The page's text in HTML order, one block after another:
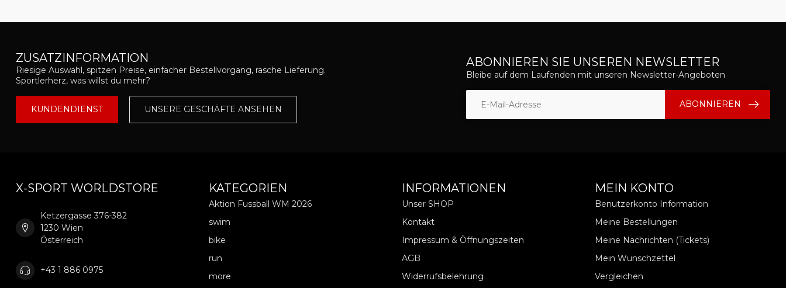
ZUSATZINFORMATION
Riesige Auswahl, spitzen Preise, einfacher Bestellvorgang, rasche Lieferung.
Sportlerherz, was willst du mehr?
KUNDENDIENST UNSERE GESCHÄFTE ANSEHEN
ABONNIEREN SIE UNSEREN NEWSLETTER
Bleibe auf dem Laufenden mit unseren Newsletter-Angeboten
ABONNIEREN
X-SPORT WORLDSTORE
Ketzergasse 376-382
1230 Wien
Österreich
+43 1 886 0975
KATEGORIEN
Aktion Fussball WM 2026
swim
bike
run
more
INFORMATIONEN
Unser SHOP
Kontakt
Impressum & Öffnungszeiten
AGB
Widerrufsbelehrung
MEIN KONTO
Benutzerkonto Information
Meine Bestellungen
Meine Nachrichten (Tickets)
Mein Wunschzettel
Vergleichen